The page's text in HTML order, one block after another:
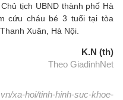
tịch UBND thành phố Hà
cứu cháu bé 3 tuổi tại tòa
Xuân, Hà Nội.
K.N (th)
Theo GiadinhNet
xa-hoi/tinh-hinh-suc-khoe-